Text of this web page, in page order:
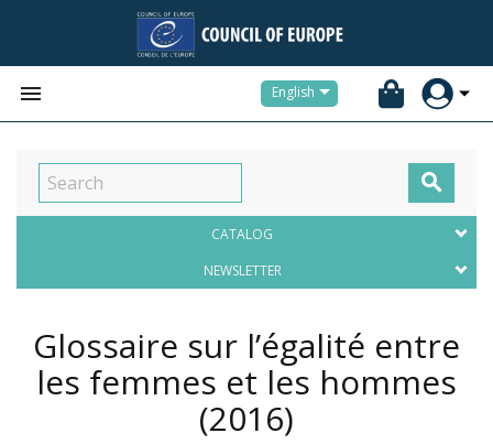
 English

CATALOG
NEWSLETTER
Glossaire sur l’égalité entre
les femmes et les hommes
(2016)